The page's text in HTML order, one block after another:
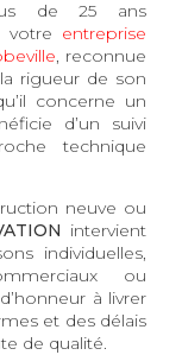
de 25 ans
votre entreprise
, reconnue
rigueur de son
concerne un
d’un suivi
technique
neuve ou
intervient
individuelles,
ou
à livrer
et des délais
de qualité.